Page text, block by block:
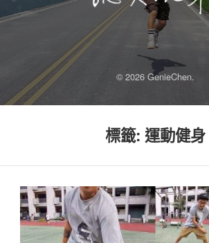
© 2026 GenieChen.
標籤: 運動健身